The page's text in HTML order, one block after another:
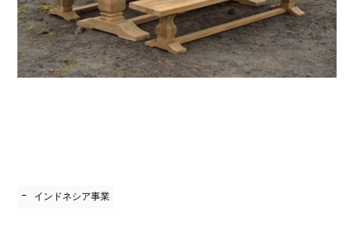
インドネシア事業